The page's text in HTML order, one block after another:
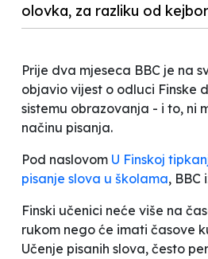
olovka, za razliku od
Prije dva mjeseca BBC je na
objavio vijest o odluci Finske
sistemu obrazovanja - i to, ni
načinu pisanja.
Pod naslovom U Finskoj
pisanje slova u školama, BBC
Finski učenici neće više na
rukom nego će imati časove
Učenje pisanih slova, često